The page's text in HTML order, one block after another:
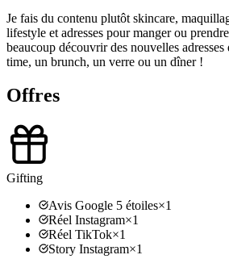
Je fais du contenu plutôt skincare,
lifestyle et adresses pour manger ou
beaucoup découvrir des nouvelles
time, un brunch, un verre ou un dîner !
Offres
Gifting
Avis Google 5 étoiles×1
Réel Instagram×1
Réel TikTok×1
Story Instagram×1